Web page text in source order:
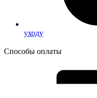
уходу
Способы оплаты